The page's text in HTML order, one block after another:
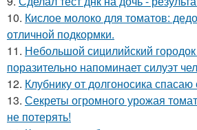
10. Кислое молоко для томатов:
отличной подкормки.
11. Небольшой сицилийский
поразительно напоминает силуэт
12. Клубнику от долгоносика
13. Секреты огромного урожая
не потерять!